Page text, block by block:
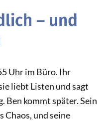
– und
Uhr im Büro. Ihr
liebt Listen und sagt
Ben kommt später. Sein
Chaos, und seine